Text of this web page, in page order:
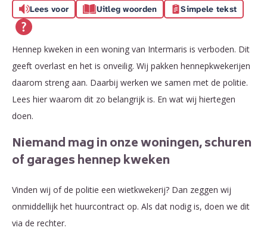
Lees voor Uitleg woorden Simpele tekst
Hennep kweken in een woning van Intermaris is verboden. Dit
geeft overlast en het is onveilig. Wij pakken hennepkwekerijen
daarom streng aan. Daarbij werken we samen met de politie.
Lees hier waarom dit zo belangrijk is. En wat wij hiertegen
doen.
Niemand mag in onze woningen, schuren
of garages hennep kweken
Vinden wij of de politie een wietkwekerij? Dan zeggen wij
onmiddellijk het huurcontract op. Als dat nodig is, doen we dit
via de rechter.